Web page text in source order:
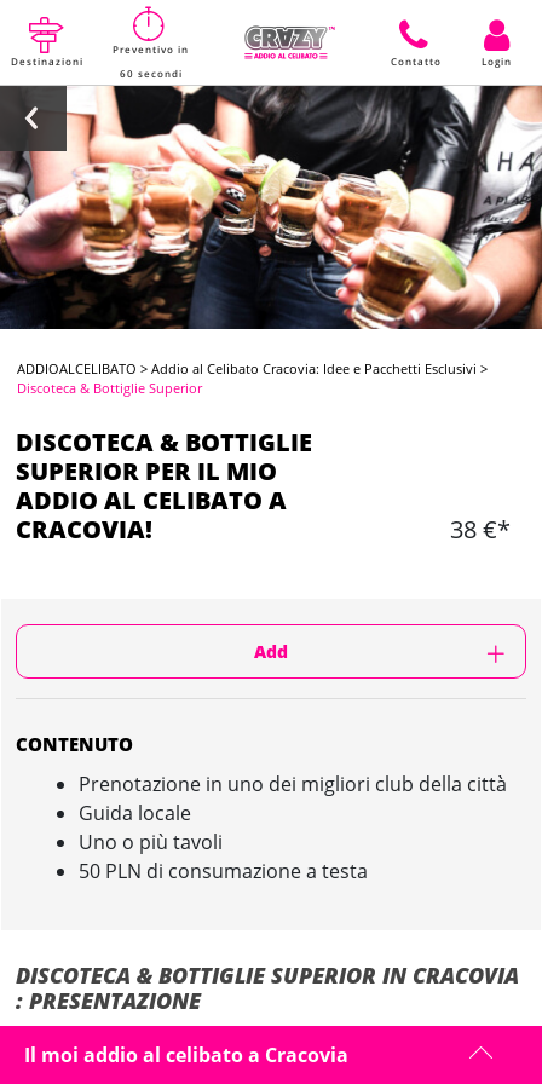
Destinazioni
Preventivo in
60 secondi
Contatto Login
ADDIOALCELIBATO >Addio al Celibato Cracovia: Idee e Pacchetti Esclusivi >
Discoteca & Bottiglie Superior
DISCOTECA & BOTTIGLIE
SUPERIOR PER IL MIO
ADDIO AL CELIBATO A
CRACOVIA!
38 €*
Add
CONTENUTO
Prenotazione in uno dei migliori club della città
Guida locale
Uno o più tavoli
50 PLN di consumazione a testa
DISCOTECA & BOTTIGLIE SUPERIOR IN CRACOVIA
: PRESENTAZIONE
Boîte & Bottiglie Superior: Esperienza VIP nel miglior club di Cracovia!
Il moi addio al celibato a Cracovia